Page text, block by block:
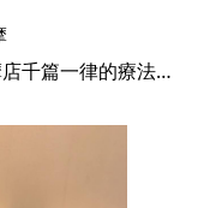
【獨家專利技術】 相比起大眾中式按摩店千篇一律的療法，曹氏康復堂棒式理療中心獨創棒式治療儀器，並獲得了國家專業認可，確保儀器安全可靠，對各種痛症、扭傷、手腳麻痺等症狀都具有獨特功效，比起傳統針灸療法更有效果，同時店鋪也有不少專利註冊，推陳出新、精益求精，用獨創的手法儀器，為顧客提供最好的體驗，絕對值得一試。 【家傳手法】 曹氏康復堂棒式理療中心雖然只有老闆娘一名技師，但其手法為家族代代相傳，傳至現代，依然廣受好評，不少名人律師山長水遠都特意來到小店光顧，只因老闆娘豐富的經驗，一按便知顧客身體的疲勞病痛，並用獨家手法疏通顧客身體鬱結之處，為顧客提供最好的治療。